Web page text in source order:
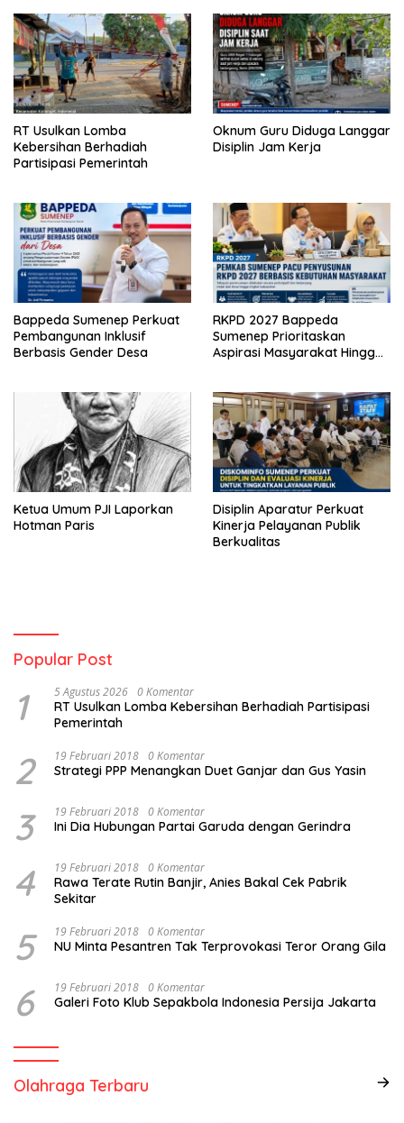
RT Usulkan Lomba
Kebersihan Berhadiah
Partisipasi Pemerintah
Oknum Guru Diduga Langgar
Disiplin Jam Kerja
Bappeda Sumenep Perkuat
Pembangunan Inklusif
Berbasis Gender Desa
RKPD 2027 Bappeda
Sumenep Prioritaskan
Aspirasi Masyarakat Hingga
Ketua Umum PJI Laporkan
Hotman Paris
Disiplin Aparatur Perkuat
Kinerja Pelayanan Publik
Berkualitas
Popular Post
1 5 Agustus 2026 0 Komentar
RT Usulkan Lomba Kebersihan Berhadiah Partisipasi
Pemerintah
2 19 Februari 2018 0 Komentar
Strategi PPP Menangkan Duet Ganjar dan Gus Yasin
3 19 Februari 2018 0 Komentar
Ini Dia Hubungan Partai Garuda dengan Gerindra
4 19 Februari 2018 0 Komentar
Rawa Terate Rutin Banjir, Anies Bakal Cek Pabrik
Sekitar
5 19 Februari 2018 0 Komentar
NU Minta Pesantren Tak Terprovokasi Teror Orang Gila
6 19 Februari 2018 0 Komentar
Galeri Foto Klub Sepakbola Indonesia Persija Jakarta
Olahraga Terbaru